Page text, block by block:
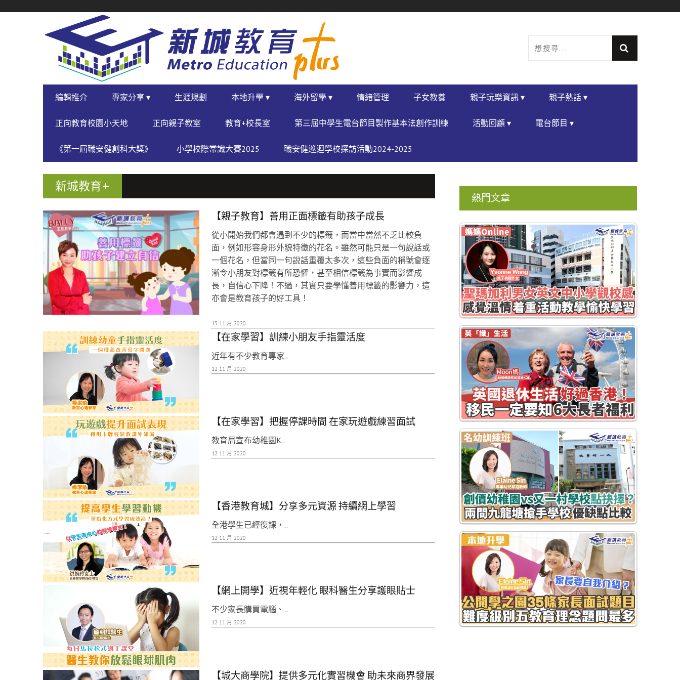
NAVIGATION
PRIMARY
NAVIGATION
編輯推介 專家分享 ▾ 生涯規劃 本地升學 ▾ 海外留學 ▾ 情緒管理 子女教養 親子玩樂資訊 ▾ 親子熱話 ▾
正向教育校園小天地 正向親子教室 教育+校長室 第三屆中學生電台節目製作基本法創作訓練 活動回顧 ▾ 電台節目 ▾
《第一屆職安健創科大獎》 小學校際常識大賽2025 職安健巡迴學校探訪活動2024-2025
新城教育+
【親子教育】善用正面標籤有助孩子成長
從小開始我們都會遇到不少的標籤，而當中當然不乏比較負
面，例如形容身形外貌特徵的花名。雖然可能只是一句說話或
一個花名，但當同一句說話重覆太多次，這些負面的稱號會逐
漸令小朋友對標籤有所恐懼，甚至相信標籤為事實而影響成
長，自信心下降！不過，其實只要學懂善用標籤的影響力，這
亦會是教育孩子的好工具！
13 11 月 2020
【在家學習】訓練小朋友手指靈活度
近年有不少教育專家..
12 11 月 2020
【在家學習】把握停課時間 在家玩遊戲練習面試
教育局宣布幼稚園K..
12 11 月 2020
【香港教育城】分享多元資源 持續網上學習
全港學生已經復課，..
12 11 月 2020
【網上開學】近視年輕化 眼科醫生分享護眼貼士
不少家長購買電腦、..
12 11 月 2020
【城大商學院】提供多元化實習機會 助未來商界發展
熱門文章